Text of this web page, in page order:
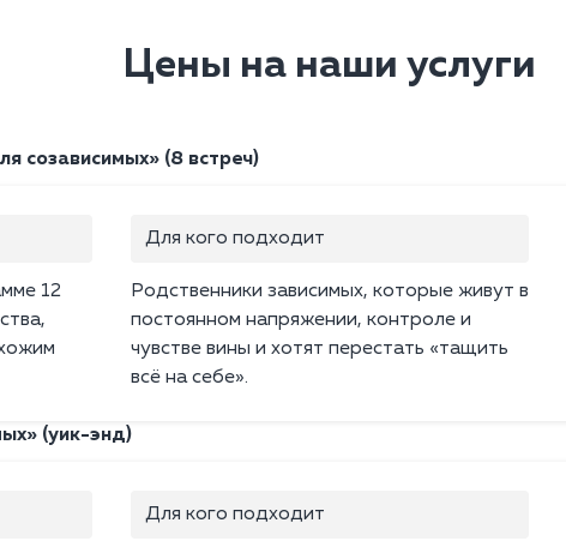
Цены на наши услуги
созависимых» (8 встреч)
12
Для кого подходит
Родственники зависимых, которые живут в
постоянном напряжении, контроле и
чувстве вины и хотят перестать «тащить
всё на себе».
(уик-энд)
Для кого подходит